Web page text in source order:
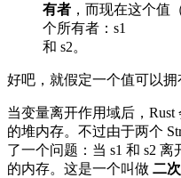
有者 ，而现在这个值
个所有者：s1
和 s2。
好吧，就假定一个值可以
当变量离开作用域后，
的堆内存。不过由于两个
了一个问题：当 s1 和 s2
的内存。这是一个叫做 二